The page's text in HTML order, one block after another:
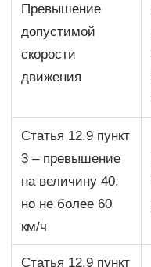
Превышение
допустимой
скорости
движения
Статья 12.9 пункт
3 – превышение
на величину 40,
но не более 60
км/ч
Статья 12.9 пункт